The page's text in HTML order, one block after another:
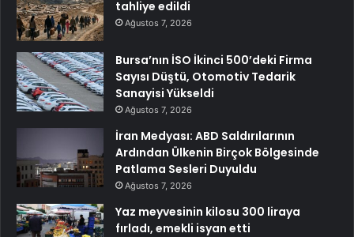
tahliye edildi
Ağustos 7, 2026
Bursa’nın İSO İkinci 500’deki Firma
Sayısı Düştü, Otomotiv Tedarik
Sanayisi Yükseldi
Ağustos 7, 2026
İran Medyası: ABD Saldırılarının
Ardından Ülkenin Birçok Bölgesinde
Patlama Sesleri Duyuldu
Ağustos 7, 2026
Yaz meyvesinin kilosu 300 liraya
fırladı, emekli isyan etti